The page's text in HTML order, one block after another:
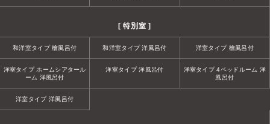
[ 特別室 ]
和洋室タイプ 檜風呂付 和洋室タイプ 洋風呂付 洋室タイプ 檜風呂付
洋室タイプ ホームシアタール
ーム 洋風呂付
洋室タイプ 洋風呂付
洋室タイプ 4ベッドルーム 洋
風呂付
洋室タイプ 洋風呂付